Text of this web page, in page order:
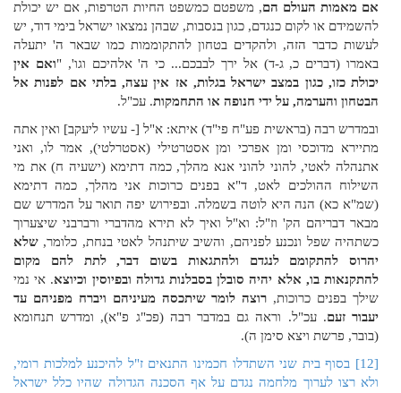
אם מאמות העולם הם, משפטם כמשפט החיות הטרפות, אם יש יכולת
להשמידם או לקום כנגדם, כגון בנסבות, שבהן נמצאו ישראל בימי דוד, יש
לעשות כדבר הזה, ולהקדים בטחון להתקוממות כמו שבאר ה' יתעלה
באמרו (דברים כ, ג-ד) אל ירך לבבכם... כי ה' אלהיכם וגו', "ואם אין
יכולת כזו, כגון במצב ישראל בגלות, אז אין עצה, בלתי אם לפנות אל
הבטחון והערמה, על ידי חנופה או התחמקות. עכ"ל.
ובמדרש רבה (בראשית פע"ח פי"ד) איתא: א"ל [- עשיו ליעקב] ואין אתה
מתיירא מדוכסי ומן אפרכי ומן אסטרטילי (אסטרלטי), אמר לו, ואני
אתנהלה לאטי, להוני להוני אנא מהלך, כמה דתימא (ישעיה ח) את מי
השילוח ההולכים לאט, ד"א בפנים כרוכות אני מהלך, כמה דתימא
(שמ"א כא) הנה היא לוטה בשמלה. ובפירוש יפה תואר על המדרש שם
מבאר דבריהם הק' וז"ל: וא"ל ואיך לא תירא מהדברי ורברבני שיצערוך
כשתהיה שפל ונכנע לפניהם, והשיב שיתנהל לאטי בנחת, כלומר, שלא
יהרוס להתקומם לנגדם ולהתגאות בשום דבר, לתת להם מקום
להתקנאות בו, אלא יהיה סובלן בסבלנות גדולה ובפיוסין וכיוצא. אי נמי
שילך בפנים כרוכות, רוצה לומר שיתכסה מעיניהם ויברח מפניהם עד
יעבור זעם. עכ"ל. וראה גם במדבר רבה (פכ"ג פ"א), ומדרש תנחומא
(בובר, פרשת ויצא סימן ה).
[12]
בסוף בית שני השתדלו חכמינו התנאים ז"ל להיכנע למלכות רומי,
ולא רצו לערוך מלחמה נגדם על אף הסכנה הגדולה שהיו כלל ישראל